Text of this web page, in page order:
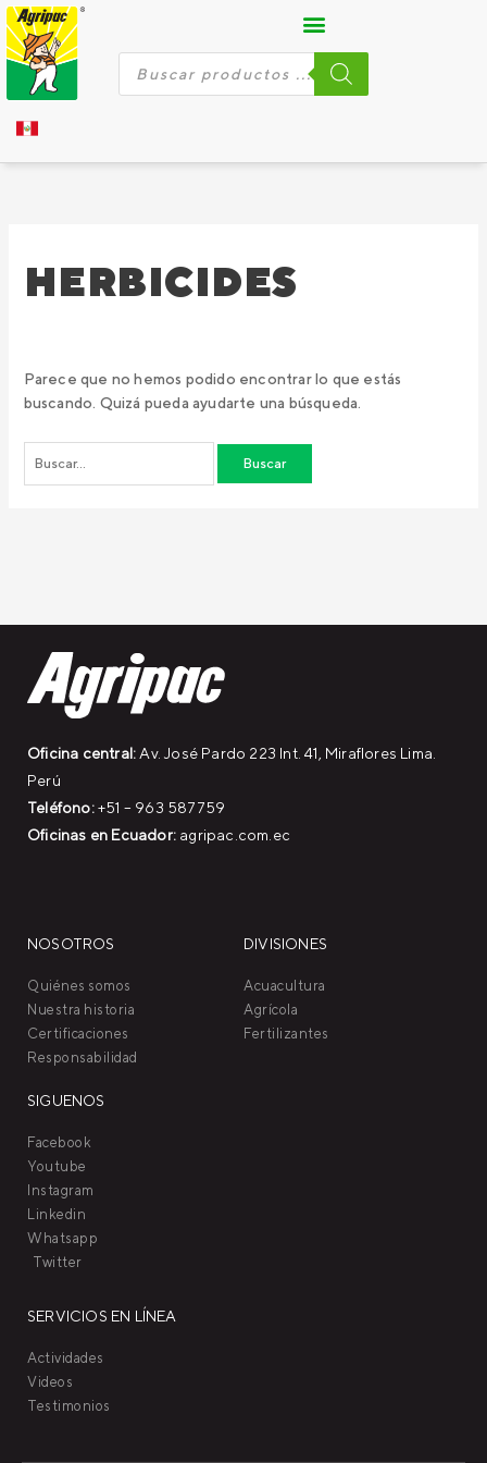
Ir
al
contenido
Búsqueda
HERBICIDES
Parece que no hemos podido encontrar lo que estás
buscando. Quizá pueda ayudarte una búsqueda.
Buscar
por:
Oficina central: Av. José Pardo 223 Int. 41, Miraflores Lima.
Perú
Teléfono:+51 – 963 587759
Oficinas en Ecuador: agripac.com.ec
NOSOTROS
Quiénes somos
Nuestra historia
Certificaciones
Responsabilidad
SIGUENOS
Facebook
Youtube
Instagram
Linkedin
Whatsapp
Twitter
DIVISIONES
Acuacultura
Agrícola
Fertilizantes
SERVICIOS EN LÍNEA
Actividades
Videos
Testimonios